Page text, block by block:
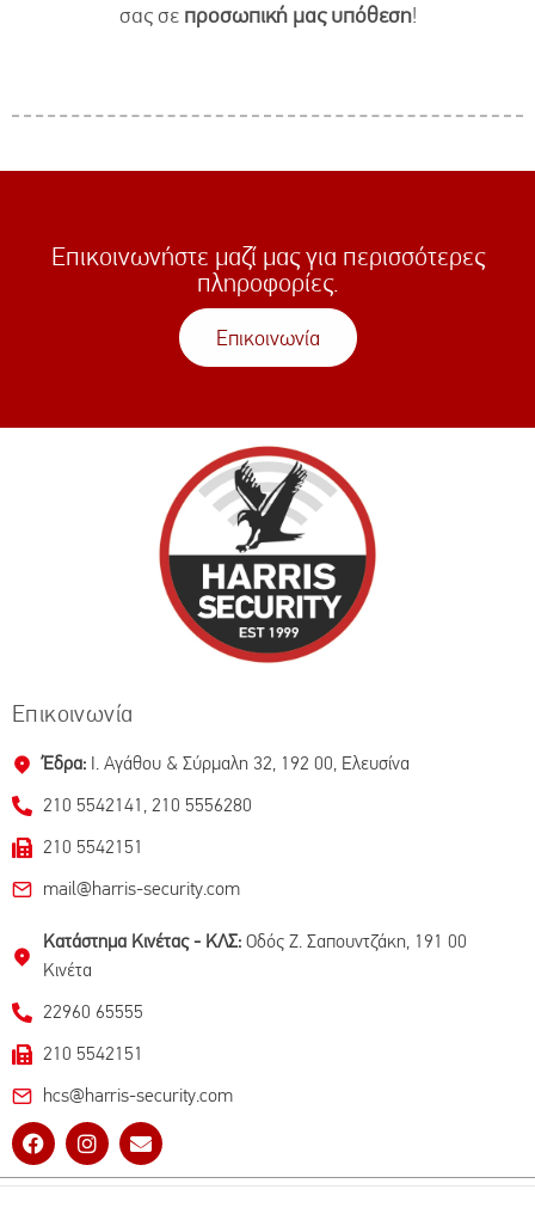
σας σε προσωπική μας υπόθεση!
Επικοινωνήστε μαζί μας για περισσότερες
πληροφορίες.
Επικοινωνία
Επικοινωνία
Έδρα: I. Aγάθου & Σύρμαλη 32, 192 00, Ελευσίνα
210 5542141, 210 5556280
210 5542151
mail@harris-security.com
Κατάστημα Κινέτας - ΚΛΣ:Oδός Ζ. Σαπουντζάκη, 191 00
Κινέτα
22960 65555
210 5542151
hcs@harris-security.com